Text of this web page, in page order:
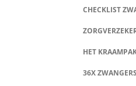
CHECKLIST
HET
36X